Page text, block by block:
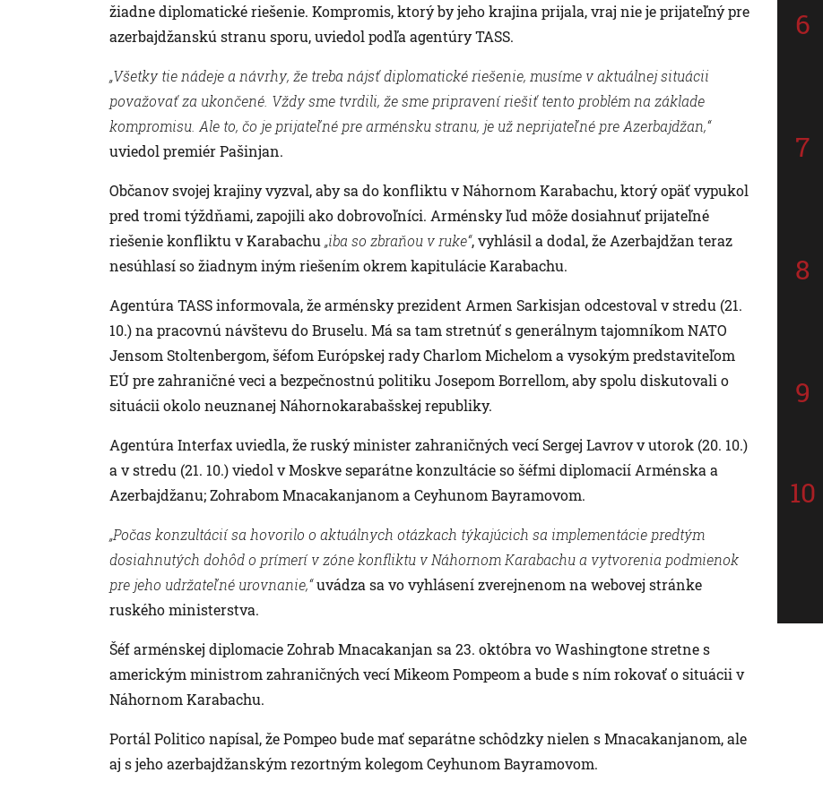
žiadne diplomatické riešenie. Kompromis, ktorý by jeho krajina prijala, vraj nie je prijateľný pre
azerbajdžanskú stranu sporu, uviedol podľa agentúry TASS.
„Všetky tie nádeje a návrhy, že treba nájsť diplomatické riešenie, musíme v aktuálnej situácii
považovať za ukončené. Vždy sme tvrdili, že sme pripravení riešiť tento problém na základe
kompromisu. Ale to, čo je prijateľné pre arménsku stranu, je už neprijateľné pre Azerbajdžan,“
uviedol premiér Pašinjan.
Občanov svojej krajiny vyzval, aby sa do konfliktu v Náhornom Karabachu, ktorý opäť vypukol
pred tromi týždňami, zapojili ako dobrovoľníci. Arménsky ľud môže dosiahnuť prijateľné
riešenie konfliktu v Karabachu „iba so zbraňou v ruke“, vyhlásil a dodal, že Azerbajdžan teraz
nesúhlasí so žiadnym iným riešením okrem kapitulácie Karabachu.
Agentúra TASS informovala, že arménsky prezident Armen Sarkisjan odcestoval v stredu (21.
10.) na pracovnú návštevu do Bruselu. Má sa tam stretnúť s generálnym tajomníkom NATO
Jensom Stoltenbergom, šéfom Európskej rady Charlom Michelom a vysokým predstaviteľom
EÚ pre zahraničné veci a bezpečnostnú politiku Josepom Borrellom, aby spolu diskutovali o
situácii okolo neuznanej Náhornokarabašskej republiky.
Agentúra Interfax uviedla, že ruský minister zahraničných vecí Sergej Lavrov v utorok (20. 10.)
a v stredu (21. 10.) viedol v Moskve separátne konzultácie so šéfmi diplomacií Arménska a
Azerbajdžanu; Zohrabom Mnacakanjanom a Ceyhunom Bayramovom.
„Počas konzultácií sa hovorilo o aktuálnych otázkach týkajúcich sa implementácie predtým
dosiahnutých dohôd o prímerí v zóne konfliktu v Náhornom Karabachu a vytvorenia podmienok
pre jeho udržateľné urovnanie,“uvádza sa vo vyhlásení zverejnenom na webovej stránke
ruského ministerstva.
Šéf arménskej diplomacie Zohrab Mnacakanjan sa 23. októbra vo Washingtone stretne s
americkým ministrom zahraničných vecí Mikeom Pompeom a bude s ním rokovať o situácii v
Náhornom Karabachu.
Portál Politico napísal, že Pompeo bude mať separátne schôdzky nielen s Mnacakanjanom, ale
aj s jeho azerbajdžanským rezortným kolegom Ceyhunom Bayramovom.